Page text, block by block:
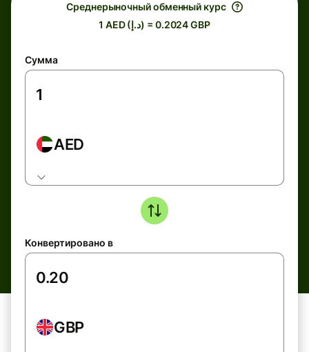
Среднерыночный обменный курс
1 AED (د.إ) = 0.2024 GBP
Сумма
AED
Конвертировано в
GBP